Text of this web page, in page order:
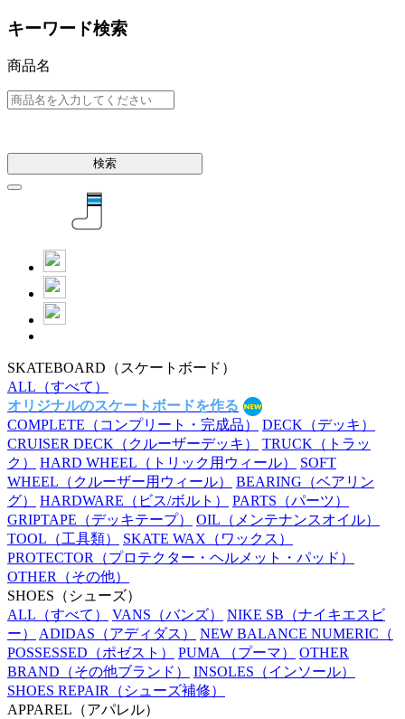
キーワード検索
商品名
検索
SKATEBOARD （スケートボード）
ALL （すべて）
オリジナルのスケートボードを作る
COMPLETE （コンプリート・完成品） DECK （デッキ）
CRUISER DECK （クルーザーデッキ） TRUCK （トラッ
ク）
HARD WHEEL （トリック用ウィール）
SOFT
WHEEL （クルーザー用ウィール） BEARING （ベアリン
グ）
HARDWARE （ビス/ボルト） PARTS （パーツ）
GRIPTAPE （デッキテープ） OIL （メンテナンスオイル）
TOOL （工具類） SKATE WAX （ワックス）
PROTECTOR （プロテクター・ヘルメット・パッド）
OTHER （その他）
SHOES （シューズ）
ALL （すべて） VANS （バンズ） NIKE SB （ナイキエスビ
ー）
ADIDAS （アディダス） NEW BALANCE NUMERIC （
POSSESSED （ポゼスト） PUMA （プーマ）
OTHER
BRAND （その他ブランド） INSOLES （インソール）
SHOES REPAIR （シューズ補修）
APPAREL （アパレル）